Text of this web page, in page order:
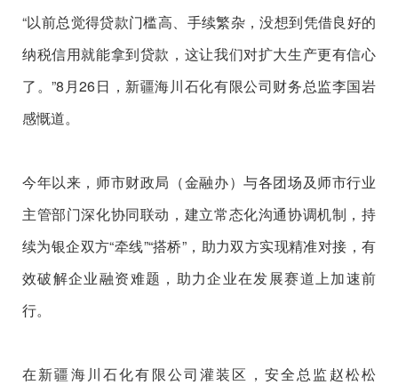
“以前总觉得贷款门槛高、手续繁杂，没想到凭借良好的
纳税信用就能拿到贷款，这让我们对扩大生产更有信心
了。”8月26日，新疆海川石化有限公司财务总监李国岩
感慨道。
今年以来，师市财政局（金融办）与各团场及师市行业
主管部门深化协同联动，建立常态化沟通协调机制，持
续为银企双方“牵线”“搭桥”，助力双方实现精准对接，有
效破解企业融资难题，助力企业在发展赛道上加速前
行。
在新疆海川石化有限公司灌装区，安全总监赵松松